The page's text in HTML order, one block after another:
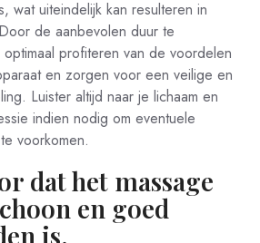
wat uiteindelijk kan resulteren in
de aanbevolen duur te
profiteren van de voordelen
en zorgen voor een veilige en
Luister altijd naar je lichaam en
indien nodig om eventuele
voorkomen.
dat het massage
en goed
is.